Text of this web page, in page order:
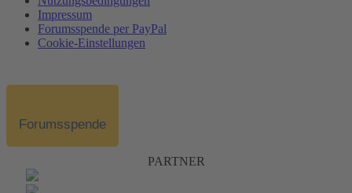
Impressum
Forumsspende per PayPal
Cookie-Einstellungen
Forumsspende
PARTNER